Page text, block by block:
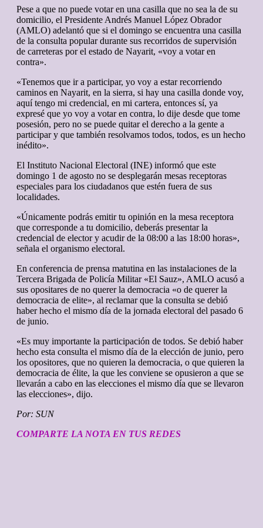
Pese a que no puede votar en una casilla que no sea la de su
domicilio, el Presidente Andrés Manuel López Obrador
(AMLO) adelantó que si el domingo se encuentra una casilla
de la consulta popular durante sus recorridos de supervisión
de carreteras por el estado de Nayarit, «voy a votar en
contra».
«Tenemos que ir a participar, yo voy a estar recorriendo
caminos en Nayarit, en la sierra, si hay una casilla donde voy,
aquí tengo mi credencial, en mi cartera, entonces sí, ya
expresé que yo voy a votar en contra, lo dije desde que tome
posesión, pero no se puede quitar el derecho a la gente a
participar y que también resolvamos todos, todos, es un hecho
inédito».
El Instituto Nacional Electoral (INE) informó que este
domingo 1 de agosto no se desplegarán mesas receptoras
especiales para los ciudadanos que estén fuera de sus
localidades.
«Únicamente podrás emitir tu opinión en la mesa receptora
que corresponde a tu domicilio, deberás presentar la
credencial de elector y acudir de la 08:00 a las 18:00 horas»,
señala el organismo electoral.
En conferencia de prensa matutina en las instalaciones de la
Tercera Brigada de Policía Militar «El Sauz», AMLO acusó a
sus opositares de no querer la democracia «o de querer la
democracia de elite», al reclamar que la consulta se debió
haber hecho el mismo día de la jornada electoral del pasado 6
de junio.
«Es muy importante la participación de todos. Se debió haber
hecho esta consulta el mismo día de la elección de junio, pero
los opositores, que no quieren la democracia, o que quieren la
democracia de élite, la que les conviene se opusieron a que se
llevarán a cabo en las elecciones el mismo día que se llevaron
las elecciones», dijo.
Por: SUN
COMPARTE LA NOTA EN TUS REDES